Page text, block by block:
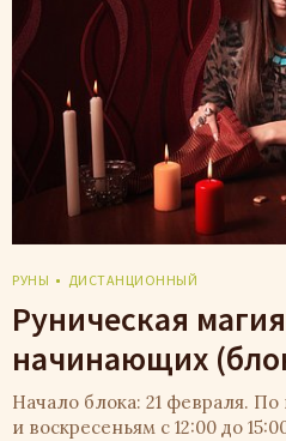
РУНЫ ДИСТАНЦИОННЫЙ
Руническая
начинающих
Начало блока: 21 февраля. По
и воскресеньям с 12:00 до